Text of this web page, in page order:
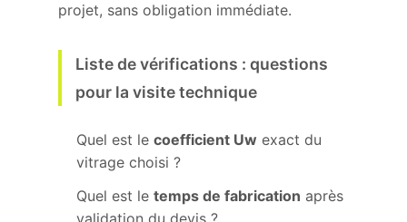
projet, sans obligation immédiate.
Liste de vérifications : questions
pour la visite technique
Quel est le coefficient Uw exact du
vitrage choisi ?
Quel est le temps de fabrication après
validation du devis ?